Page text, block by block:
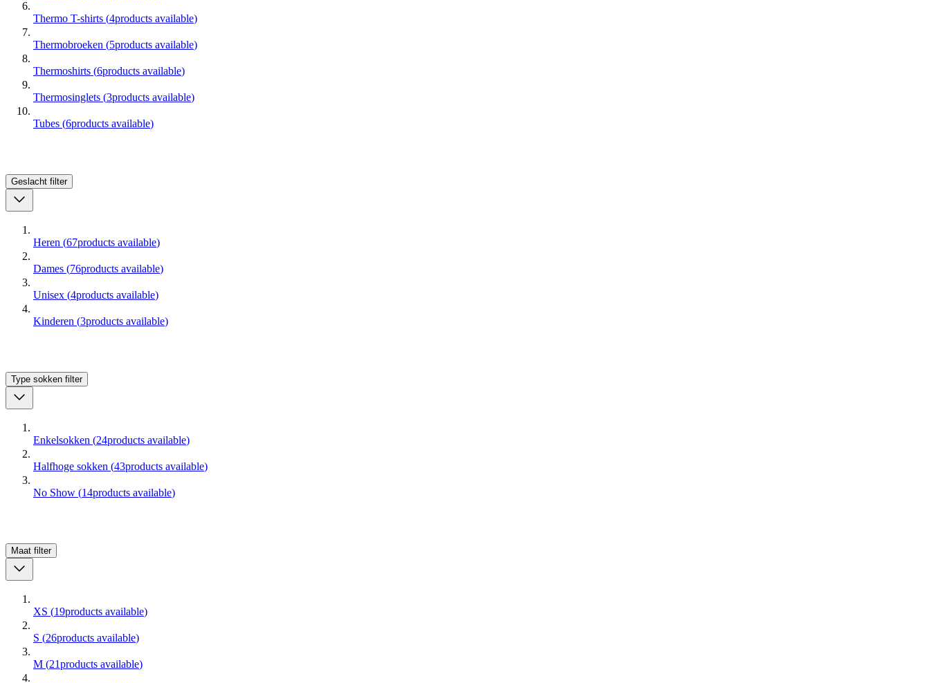
Thermo T-shirts (4products available)
Thermobroeken (5products available)
Thermoshirts (6products available)
Thermosinglets (3products available)
Tubes (6products available)
Geslacht filter
Heren (67products available)
Dames (76products available)
Unisex (4products available)
Kinderen (3products available)
Type sokken filter
Enkelsokken (24products available)
Halfhoge sokken (43products available)
No Show (14products available)
Maat filter
XS (19products available)
S (26products available)
M (21products available)